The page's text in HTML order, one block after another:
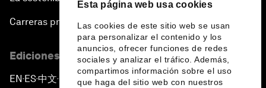
Esta página web usa cookies
Las cookies de este sitio web se usan
para personalizar el contenido y los
anuncios, ofrecer funciones de redes
sociales y analizar el tráfico. Además,
compartimos información sobre el uso
que haga del sitio web con nuestros
Carreras profesionales
Ediciones en otros idiomas
EN ▪ES▪中文▪ 日本語